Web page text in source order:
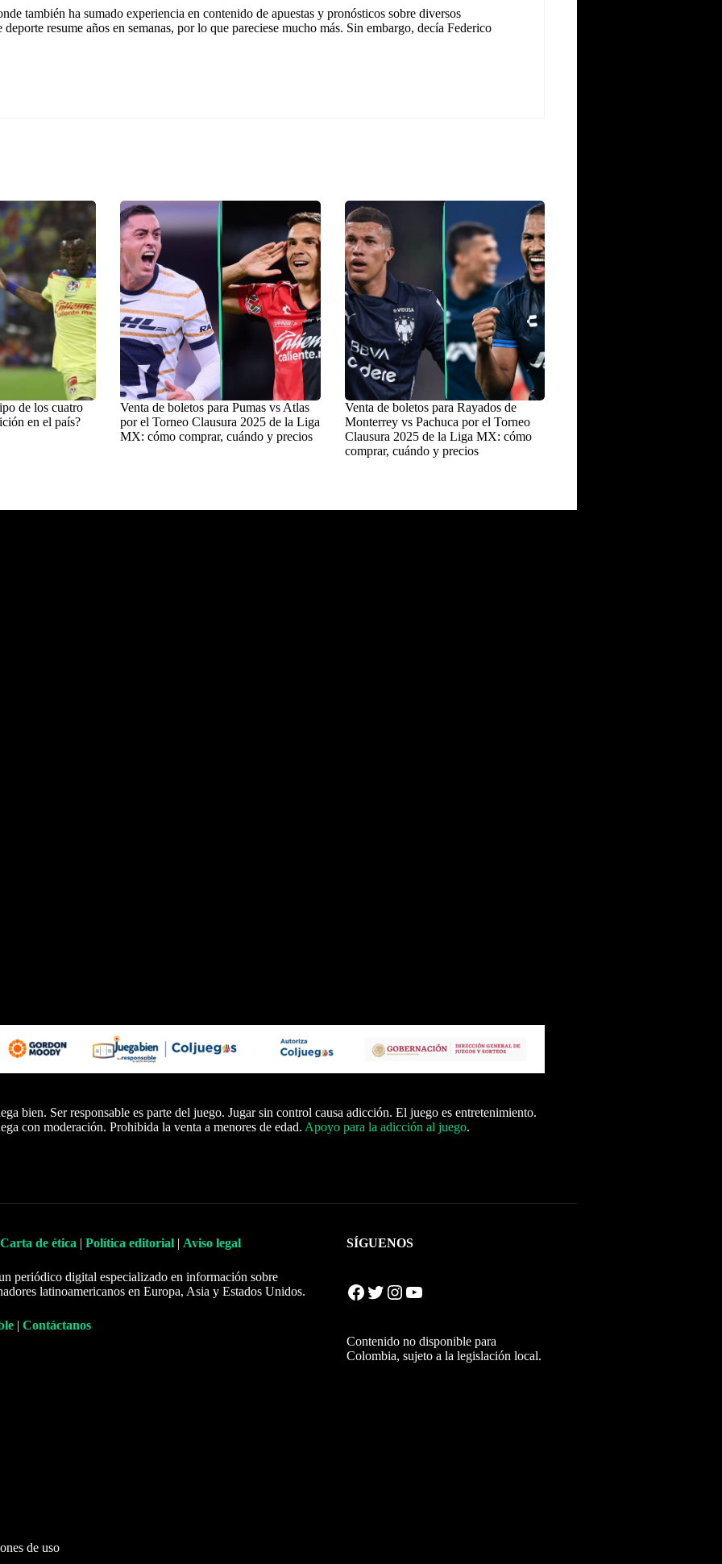
también ha sumado experiencia en contenido de apuestas y pronósticos sobre diversos
resume años en semanas, por lo que pareciese mucho más. Sin embargo, decía Federico
de los cuatro
en el país?
Venta de boletos para Pumas vs Atlas
por el Torneo Clausura 2025 de la Liga
MX: cómo comprar, cuándo y precios
Venta de boletos para Rayados de
Monterrey vs Pachuca por el Torneo
Clausura 2025 de la Liga MX: cómo
comprar, cuándo y precios
bien. Ser responsable es parte del juego. Jugar sin control causa adicción. El juego es entretenimiento.
con moderación. Prohibida la venta a menores de edad. Apoyo para la adicción al juego.
Carta de ética | Política editorial | Aviso legal
periódico digital especializado en información sobre
latinoamericanos en Europa, Asia y Estados Unidos.
| Contáctanos
SÍGUENOS
Facebook Twitter Instagram YouTube
Contenido no disponible para
Colombia, sujeto a la legislación local.
de uso